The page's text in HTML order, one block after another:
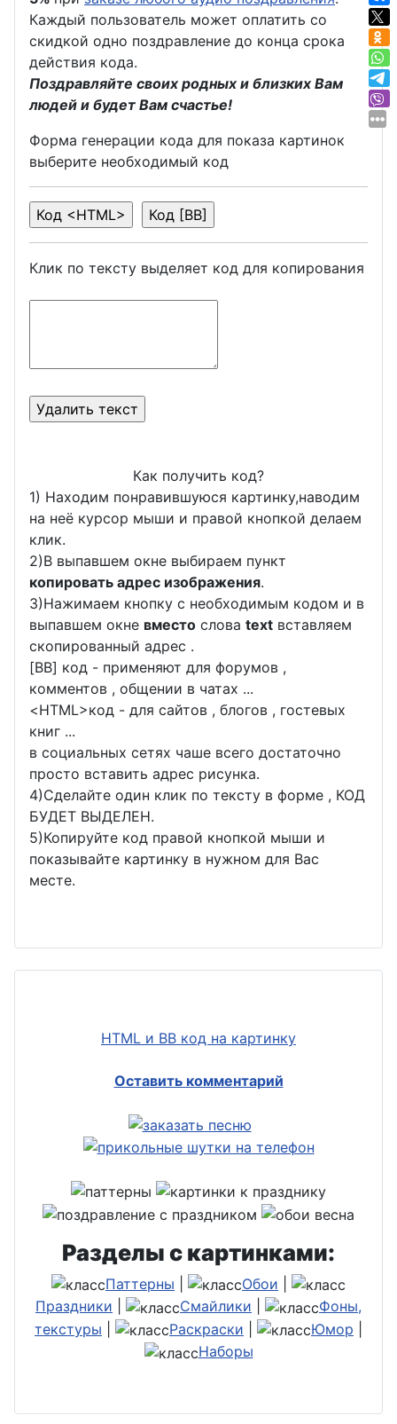
Каждый пользователь может оплатить со
скидкой одно поздравление до конца срока
действия кода.
Поздравляйте своих родных и близких Вам
людей и будет Вам счастье!
Форма генерации кода для показа картинок
выберите необходимый код
Клик по тексту выделяет код для копирования
Как получить код?
1) Находим понравившуюся картинку,наводим
на неё курсор мыши и правой кнопкой делаем
клик.
2)В выпавшем окне выбираем пункт
копировать адрес изображения.
3)Нажимаем кнопку с необходимым кодом и в
выпавшем окне вместо слова text вставляем
скопированный адрес .
[BB] код - применяют для форумов ,
комментов , общении в чатах ...
<HTML>код - для сайтов , блогов , гостевых
книг ...
в социальных сетях чаше всего достаточно
просто вставить адрес рисунка.
4)Сделайте один клик по тексту в форме , КОД
БУДЕТ ВЫДЕЛЕН.
5)Копируйте код правой кнопкой мыши и
показывайте картинку в нужном для Вас
месте.
HTML и BB код на картинку
Оставить комментарий
Разделы с картинками:
Паттерны Обои
Праздники
Смайлики
Фоны,
текстуры
Раскраски Юмор
Наборы